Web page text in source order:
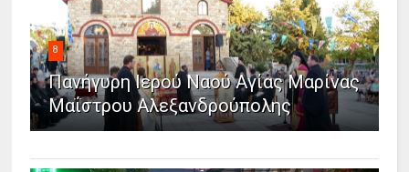
8
Πανήγυρη Ιερού Ναού Αγίας Μαρίνας
Μαΐστρου Αλεξανδρούπολης